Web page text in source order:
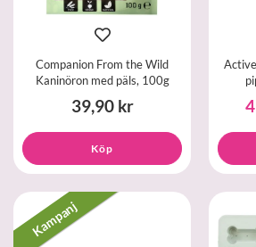
Companion From the Wild
Kaninöron med päls, 100g
39,90 kr
Köp
Kampanj